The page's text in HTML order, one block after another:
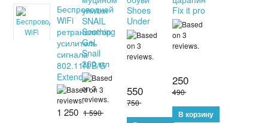
Беспроводной
WiFi
ретранслятор
усилитель
сигнала
802.11N/B/G
Extender
1 250 1 590
улитки
SNAIL
Soothing
Gel
Snail
260 мл
Shoes
Under
550
750
Fix it pro
250
490